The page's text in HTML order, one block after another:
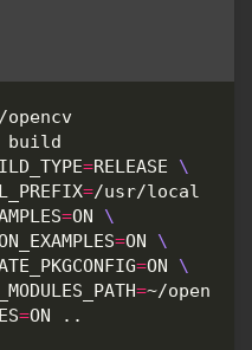
=RELEASE
=/usr/local
=ON
=ON
=ON
=~/
=